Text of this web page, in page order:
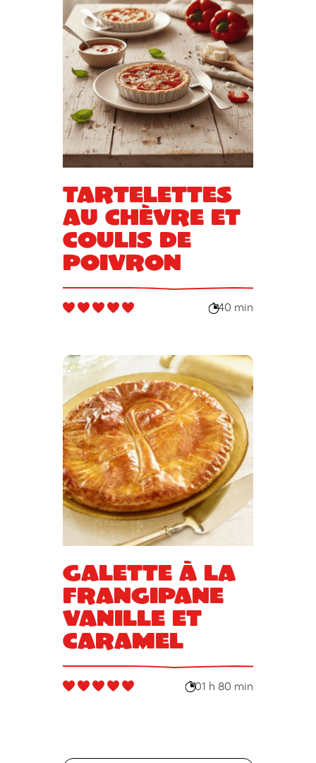
Tartelettes
au chèvre et
coulis de
poivron
40 min
Galette à la
Frangipane
vanille et
caramel
01 h 80 min